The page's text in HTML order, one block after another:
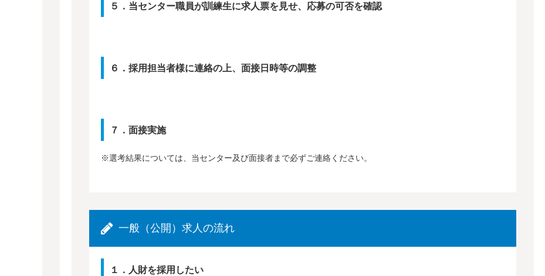
５．当センター職員が訓練生に求人票を見せ、応募の可否を確認
６．採用担当者様に連絡の上、面接日時等の調整
７．面接実施
※選考結果については、当センター及び面接者まで必ずご連絡ください。
一般（公開）求人の流れ
１．人財を採用したい